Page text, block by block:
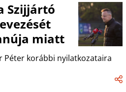
Szijjártó
miatt
Péter korábbi nyilatkozataira